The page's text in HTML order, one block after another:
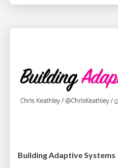
Building Adaptive Systems